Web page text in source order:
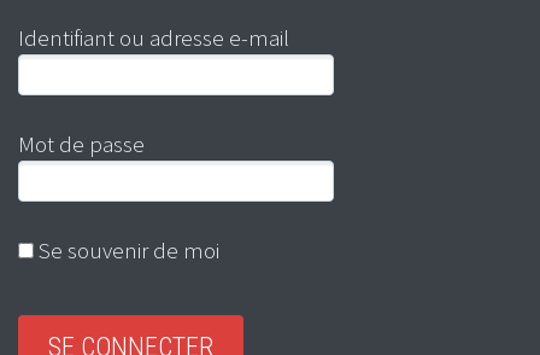
Identifiant ou adresse e-mail
Mot de passe
Se souvenir de moi